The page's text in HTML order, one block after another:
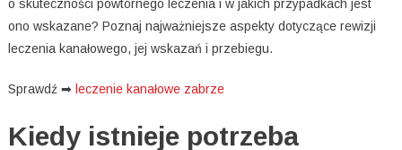
o skuteczności powtórnego leczenia i w jakich przypadkach jest
ono wskazane? Poznaj najważniejsze aspekty dotyczące rewizji
leczenia kanałowego, jej wskazań i przebiegu.
Sprawdź ➡ leczenie kanałowe zabrze
Kiedy istnieje potrzeba